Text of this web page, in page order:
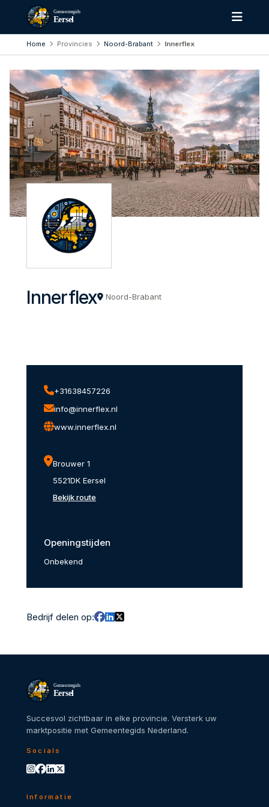
Gemeentegids
Eersel
Home Provincies Noord-Brabant Innerflex
Innerflex Noord-Brabant
+31638457226
info@innerflex.nl
www.innerflex.nl
Brouwer 1
5521DK Eersel
Bekijk route
Openingstijden
Onbekend
Bedrijf delen op:
Gemeentegids
Eersel
Succesvol zichtbaar in elke provincie. Versterk uw
marktpositie met Gemeentegids Nederland.
Socials
Informatie